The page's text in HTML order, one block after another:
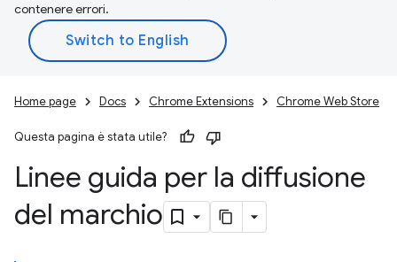
contenere errori.
Home page Docs Chrome Extensions Chrome Web Store
Questa pagina è stata utile?
Linee guida per la diffusione
del marchio